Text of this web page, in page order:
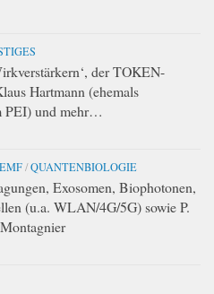
der TOKEN-
Hartmann (ehemals
PEI) und mehr…
EMF/QUANTENBIOLOGIE
Exosomen, Biophotonen,
(u.a. WLAN/4G/5G) sowie P.